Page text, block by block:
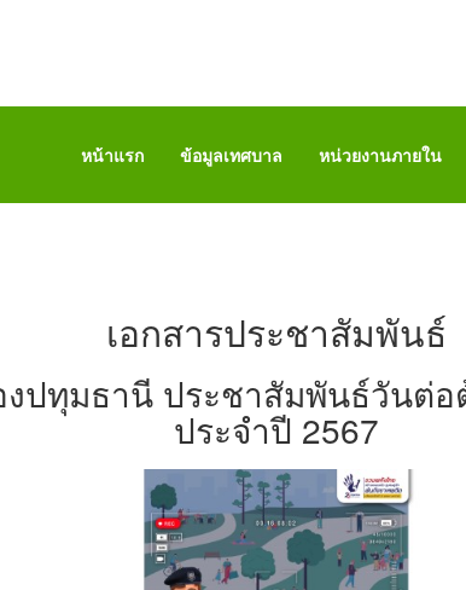
หน้าแรก ข้อมูลเทศบาล หน่วยงานภายใน
เอกสารประชาสัมพันธ์
งปทุมธานี ประชาสัมพันธ์วันต่
ประจำปี 2567